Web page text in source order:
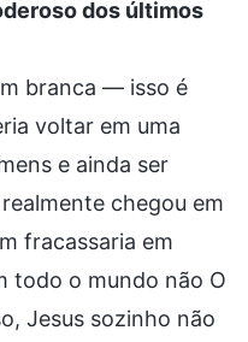
dos últimos
branca — isso é
voltar em uma
e ainda ser
chegou em
fracassaria em
todo o mundo não O
Jesus sozinho não